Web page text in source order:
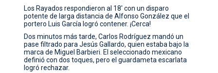
Los Rayados respondieron al 18' con un disparo
potente de larga distancia de Alfonso González que el
portero Luis García logró contener. ¡Cerca!
Dos minutos más tarde, Carlos Rodríguez mandó un
pase filtrado para Jesús Gallardo, quien estaba bajo la
marca de Miguel Barbieri. El seleccionado mexicano
definió con dos toques, pero el guardameta escarlata
logró rechazar.